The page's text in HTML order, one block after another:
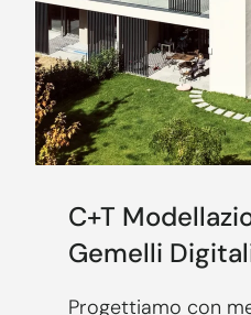
C+T
Gemelli
Progettiamo con